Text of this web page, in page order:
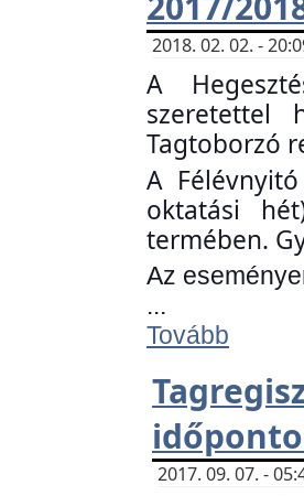
2018. 02. 02. -
A
szeretettel
Tagtoborzó
A
oktatási
termében.
Az
...
Tovább
2017. 09. 07. -